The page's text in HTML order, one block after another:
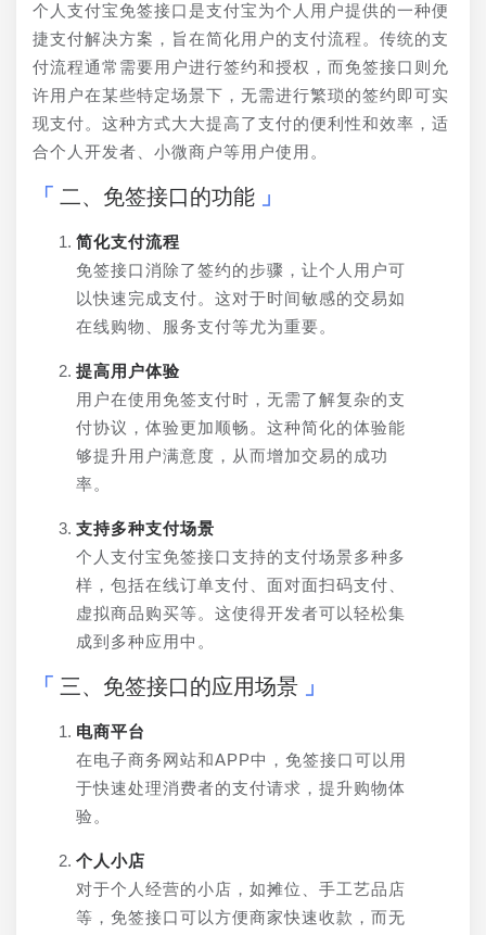
个人支付宝免签接口是支付宝为个人用户提供的一种便
捷支付解决方案，旨在简化用户的支付流程。传统的支
付流程通常需要用户进行签约和授权，而免签接口则允
许用户在某些特定场景下，无需进行繁琐的签约即可实
现支付。这种方式大大提高了支付的便利性和效率，适
合个人开发者、小微商户等用户使用。
二、免签接口的功能
简化支付流程
免签接口消除了签约的步骤，让个人用户可
以快速完成支付。这对于时间敏感的交易如
在线购物、服务支付等尤为重要。
提高用户体验
用户在使用免签支付时，无需了解复杂的支
付协议，体验更加顺畅。这种简化的体验能
够提升用户满意度，从而增加交易的成功
率。
支持多种支付场景
个人支付宝免签接口支持的支付场景多种多
样，包括在线订单支付、面对面扫码支付、
虚拟商品购买等。这使得开发者可以轻松集
成到多种应用中。
三、免签接口的应用场景
电商平台
在电子商务网站和APP中，免签接口可以用
于快速处理消费者的支付请求，提升购物体
验。
个人小店
对于个人经营的小店，如摊位、手工艺品店
等，免签接口可以方便商家快速收款，而无